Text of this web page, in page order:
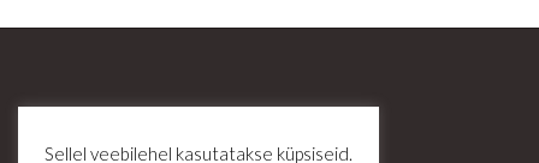
Sellel veebilehel kasutatakse küpsiseid.